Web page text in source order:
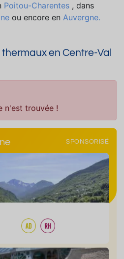
Poitou-Charentes , dans
ou encore en Auvergne.
en Centre-Val
n'est trouvée !
SPONSORISÉ